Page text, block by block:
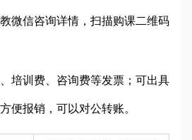
微信咨询详情，扫描购课二维码
培训费、咨询费等发票；可出具
便报销，可以对公转账。